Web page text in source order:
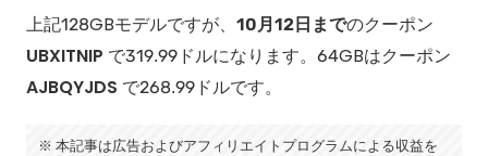
上記128GBモデルですが、 10月12日までのクーポン
UBXITNIP で319.99ドルになります。64GBはクーポン
AJBQYJDS で268.99ドルです。
本記事は広告およびアフィリエイトプログラムによる収益を